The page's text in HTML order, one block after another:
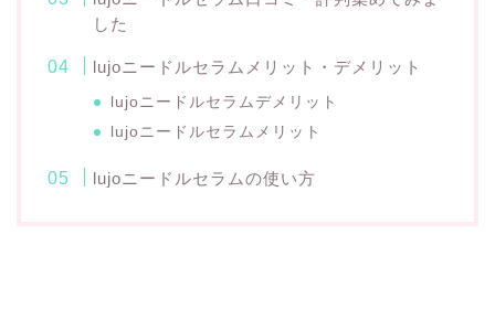
した
lujoニードルセラムメリット・デメリット
lujoニードルセラムデメリット
lujoニードルセラムメリット
lujoニードルセラムの使い方